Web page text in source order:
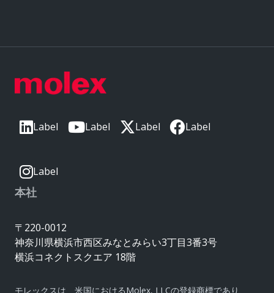
Label Label Label Label
Label
本社
〒220-0012
神奈川県横浜市西区みなとみらい3丁目3番3号
横浜コネクトスクエア 18階
モレックスは、米国におけるMolex, LLCの登録商標であり、